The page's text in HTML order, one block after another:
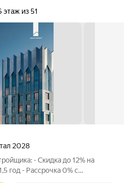
этаж из 51
2028
- Скидка до 12% на
год - Рассрочка 0% с